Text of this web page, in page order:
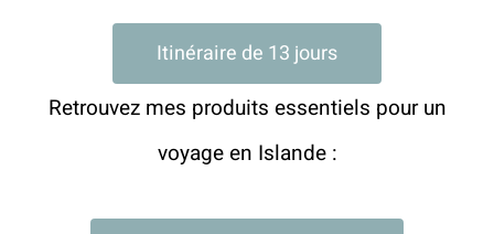
Itinéraire de 13 jours
Retrouvez mes produits essentiels pour un
voyage en Islande :